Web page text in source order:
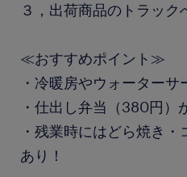
３，出荷商品のトラック
≪おすすめポイント≫
・冷暖房やウォーターサ
・仕出し弁当（380円）
・残業時にはどら焼き
あり！